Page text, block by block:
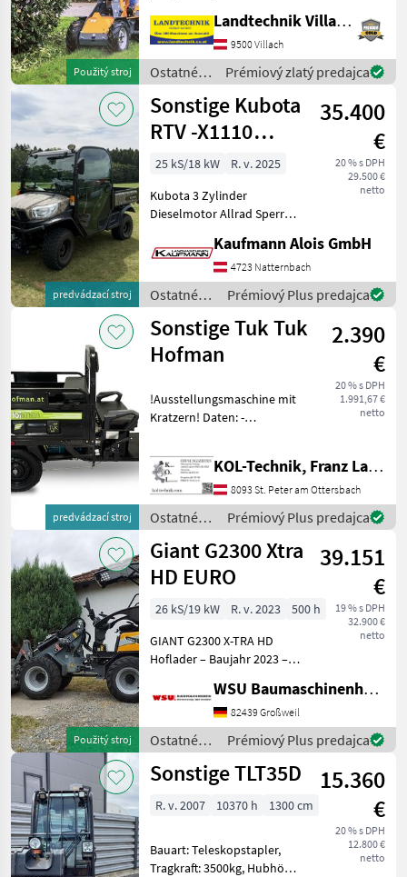
Použitý stroj
priemerom až 5 cm,
pracovná šírka: 150 cm,
potrebný je 1 riadiaci
modul DW, origi
Landtechnik Villach GmbH
9500 Villach
Ostatné
poľnohospodárske
silové
stroje /
Giant
Prémiový zlatý predajca
predvádzací stroj
Sonstige Kubota
RTV -X1110
Realtree
35.400
€
20 % s DPH
29.500 €
netto
25 kS/18 kW
R. v. 2025
Kubota 3 Zylinder
Dieselmotor Allrad Sperre
Fronthydraulik
Einhebelsteuergerät
40km/h Stufenloses
Hydrostatgetriebe
Hydraulische Lenkung
Kaufmann Alois GmbH
4723 Natternbach
Ostatné
poľnohospodárske
silové
stroje /
Sonstige
Prémiový Plus predajca
predvádzací stroj
Sonstige Tuk Tuk
Hofman
2.390
€
20 % s DPH
1.991,67 €
netto
!Ausstellungsmaschine mit
Kratzern! Daten: -
Batteriekapazität: 72 -
Reichweite: ca. 65–70 km -
Maximale Geschwindigkeit:
35 km/h -
KOL-Technik, Franz Lampl-Küssner
8093 St. Peter am Ottersbach
Ostatné
poľnohospodárske
silové
stroje /
Sonstige
Prémiový Plus predajca
Použitý stroj
Giant G2300 Xtra
HD EURO
39.151
€
19 % s DPH
32.900 €
netto
26 kS/19 kW R. v. 2023
500 h
GIANT G2300 X-TRA HD
Hoflader – Baujahr 2023 –
Zum Verkauf steht ein
gepflegter GIANT G2300 X-
TRA HD Hoflader aus
Baujahr 2023. Die Maschi
WSU Baumaschinenhandel u. Gerätevermietung GmbH
82439 Großweil
Ostatné
poľnohospodárske
silové
Giant
Prémiový Plus predajca
Sonstige TLT35D
15.360
€
20 % s DPH
12.800 €
netto
R. v. 2007 10370 h 1300 cm
Bauart: Teleskopstapler,
Tragkraft: 3500kg, Hubhöhe: